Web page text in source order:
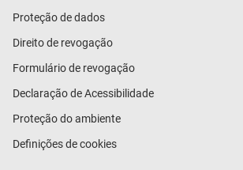
Proteção de dados
Direito de revogação
Formulário de revogação
Declaração de Acessibilidade
Proteção do ambiente
Definições de cookies